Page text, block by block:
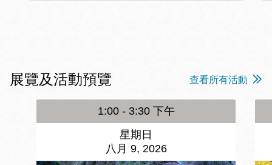
展覽及活動預覽 查看所有活動
1:00 - 3:30 下午
星期日
八月 9, 2026